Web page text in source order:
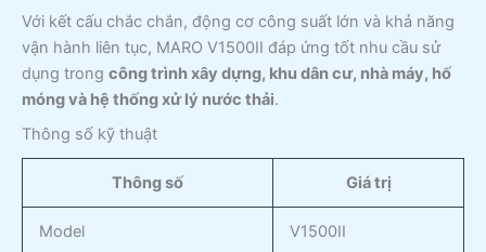
Với kết cấu chắc chắn, động cơ công suất lớn và khả năng
vận hành liên tục, MARO V1500II đáp ứng tốt nhu cầu sử
dụng trong công trình xây dựng, khu dân cư, nhà máy, hố
móng và hệ thống xử lý nước thải.
Thông số kỹ thuật
Thông số Giá trị
Model V1500II